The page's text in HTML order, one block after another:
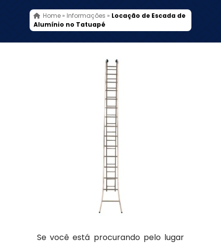
Home» Informações » Locação de Escada de
Alumínio no Tatuapé
Se você está procurando pelo lugar